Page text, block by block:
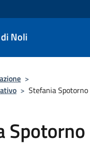
Noli
>
> Stefania Spotorno
Spotorno